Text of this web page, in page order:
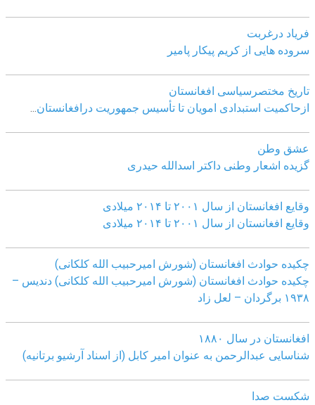
فریاد درغربت
سروده هایی از کریم پیکار پامیر
تاریخ مختصرسیاسی افغانستان
ازحاکمیت استبدادی امویان تا تأسیس جمهوریت درافغانستان
عشق وطن
گزیده اشعار وطنی داکتر اسدالله حیدری
وقایع افغانستان از سال ۲۰۰۱ تا ۲۰۱۴ میلادی
وقایع افغانستان از سال ۲۰۰۱ تا ۲۰۱۴ میلادی
چکیده حوادث افغانستان (شورش امیرحبیب الله کلکانی)
چکیده حوادث افغانستان (شورش امیرحبیب الله کلکانی) دندیس –
١٩٣٨ برگردان – لعل زاد
افغانستان در سال ۱۸۸۰
شناسایی عبدالرحمن به عنوان امیر کابل (از اسناد آرشیو برتانیه)
شکست صدا